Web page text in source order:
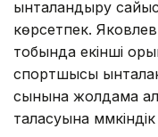
ынталандыру
көрсетпек.
тобында екінші
спортшысы
сынына жолдама
таласуына